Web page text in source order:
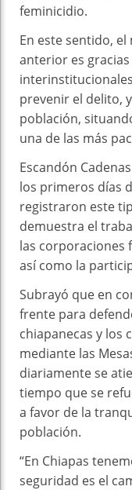
feminicidio.
En este sentido,
anterior es
prevenir el delito,
población,
una de las más
Escandón
los primeros días
registraron este
demuestra el
las corporaciones
así como la
Subrayó que en
frente para
chiapanecas y los
mediante las
diariamente se
tiempo que se
a favor de la
población.
“En Chiapas
seguridad es el